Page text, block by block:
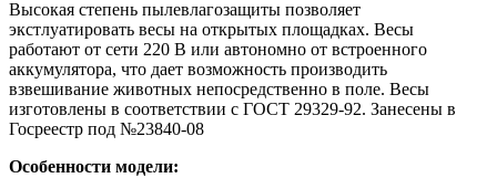
Высокая степень пылевлагозащиты позволяет
экстлуатировать весы на открытых площадках. Весы
работают от сети 220 В или автономно от встроенного
аккумулятора, что дает возможность производить
взвешивание животных непосредственно в поле. Весы
изготовлены в соответствии с ГОСТ 29329-92. Занесены в
Госреестр под №23840-08
Особенности модели: